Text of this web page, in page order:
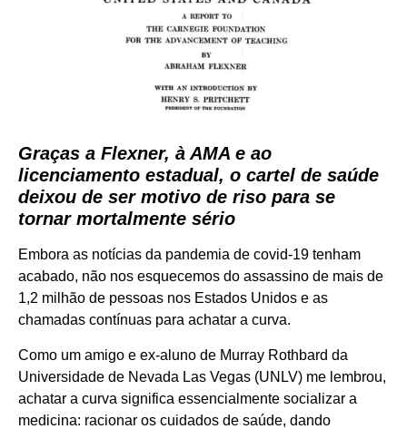
Graças a Flexner, à AMA e ao
licenciamento estadual, o cartel de saúde
deixou de ser motivo de riso para se
tornar mortalmente sério
Embora as notícias da pandemia de covid-19 tenham
acabado, não nos esquecemos do assassino de mais de
1,2 milhão de pessoas nos Estados Unidos e as
chamadas contínuas para achatar a curva.
Como um amigo e ex-aluno de Murray Rothbard da
Universidade de Nevada Las Vegas (UNLV) me lembrou,
achatar a curva significa essencialmente socializar a
medicina: racionar os cuidados de saúde, dando